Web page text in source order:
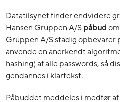
Datatilsynet finder endvidere
Hansen Gruppen A/Spåbud
Gruppen A/S stadig opbevarer
anvende en anerkendt
hashing) af alle passwords, så
gendannes i klartekst.
Påbuddet meddeles i medfør af